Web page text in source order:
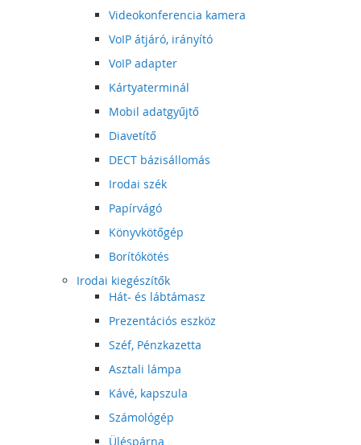
Videokonferencia kamera
VoIP átjáró, irányító
VoIP adapter
Kártyaterminál
Mobil adatgyűjtő
Diavetítő
DECT bázisállomás
Irodai szék
Papírvágó
Könyvkötőgép
Borítókötés
Irodai kiegészítők
Hát- és lábtámasz
Prezentációs eszköz
Széf, Pénzkazetta
Asztali lámpa
Kávé, kapszula
Számológép
Üléspárna